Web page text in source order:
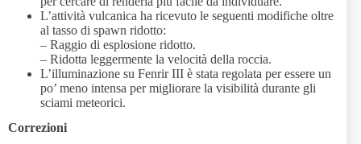
L’attività vulcanica ha ricevuto le seguenti modifiche oltre
al tasso di spawn ridotto:
– Raggio di esplosione ridotto.
– Ridotta leggermente la velocità della roccia.
L’illuminazione su Fenrir III è stata regolata per essere un
po’ meno intensa per migliorare la visibilità durante gli
sciami meteorici.
Correzioni